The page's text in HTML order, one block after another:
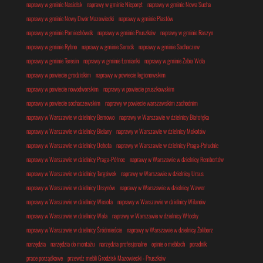
naprawy w gminie Nasielsk naprawy w gminie Nieporęt naprawy w gminie Nowa Sucha
naprawy w gminie Nowy Dwór Mazowiecki naprawy w gminie Piastów
naprawy w gminie Pomiechówek naprawy w gminie Pruszków naprawy w gminie Raszyn
naprawy w gminie Rybno naprawy w gminie Serock naprawy w gminie Sochaczew
naprawy w gminie Teresin naprawy w gminie Łomianki naprawy w gminie Żabia Wola
naprawy w powiecie grodziskim naprawy w powiecie legionowskim
naprawy w powiecie nowodworskim naprawy w powiecie pruszkowskim
naprawy w powiecie sochaczewskim naprawy w powiecie warszawskim zachodnim
naprawy w Warszawie w dzielnicy Bemowo naprawy w Warszawie w dzielnicy Białołęka
naprawy w Warszawie w dzielnicy Bielany naprawy w Warszawie w dzielnicy Mokotów
naprawy w Warszawie w dzielnicy Ochota naprawy w Warszawie w dzielnicy Praga-Południe
naprawy w Warszawie w dzielnicy Praga-Północ naprawy w Warszawie w dzielnicy Rembertów
naprawy w Warszawie w dzielnicy Targówek naprawy w Warszawie w dzielnicy Ursus
naprawy w Warszawie w dzielnicy Ursynów naprawy w Warszawie w dzielnicy Wawer
naprawy w Warszawie w dzielnicy Wesoła naprawy w Warszawie w dzielnicy Wilanów
naprawy w Warszawie w dzielnicy Wola naprawy w Warszawie w dzielnicy Włochy
naprawy w Warszawie w dzielnicy Śródmieście naprawy w Warszawie w dzielnicy Żoliborz
narzędzia narzędzia do montażu narzędzia profesjonalne opinie o meblach poradnik
prace porządkowe przewóz mebli Grodzisk Mazowiecki - Pruszków